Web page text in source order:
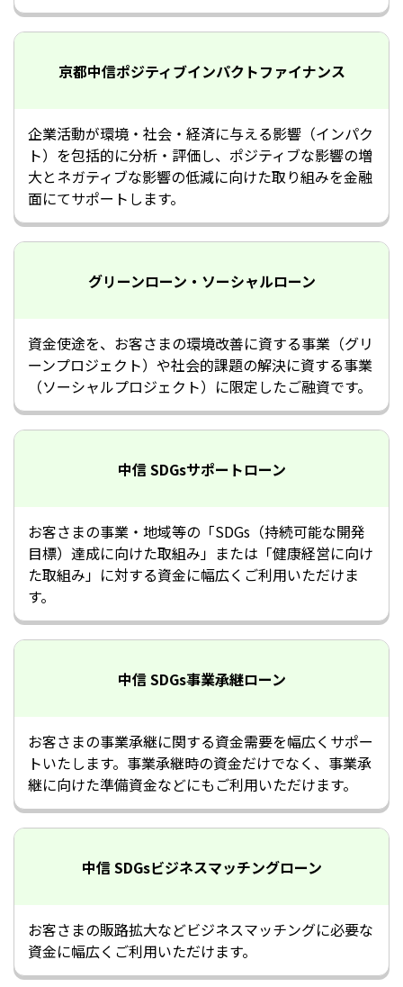
京都中信ポジティブインパクトファイナンス
企業活動が環境・社会・経済に与える影響（インパク
ト）を包括的に分析・評価し、ポジティブな影響の増
大とネガティブな影響の低減に向けた取り組みを金融
面にてサポートします。
グリーンローン・ソーシャルローン
資金使途を、お客さまの環境改善に資する事業（グリ
ーンプロジェクト）や社会的課題の解決に資する事業
（ソーシャルプロジェクト）に限定したご融資です。
中信 SDGsサポートローン
お客さまの事業・地域等の「SDGs（持続可能な開発
目標）達成に向けた取組み」または「健康経営に向け
た取組み」に対する資金に幅広くご利用いただけま
す。
中信 SDGs事業承継ローン
お客さまの事業承継に関する資金需要を幅広くサポー
トいたします。事業承継時の資金だけでなく、事業承
継に向けた準備資金などにもご利用いただけます。
中信 SDGsビジネスマッチングローン
お客さまの販路拡大などビジネスマッチングに必要な
資金に幅広くご利用いただけます。